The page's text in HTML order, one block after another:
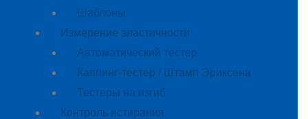
Шаблоны
Измерение эластичности
Автоматический тестер
Каппинг-тестер / Штамп Эриксена
Тестеры на изгиб
Контроль истирания